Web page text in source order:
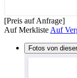
[Preis auf Anfrage]
Auf Merkliste Auf
Fotos von